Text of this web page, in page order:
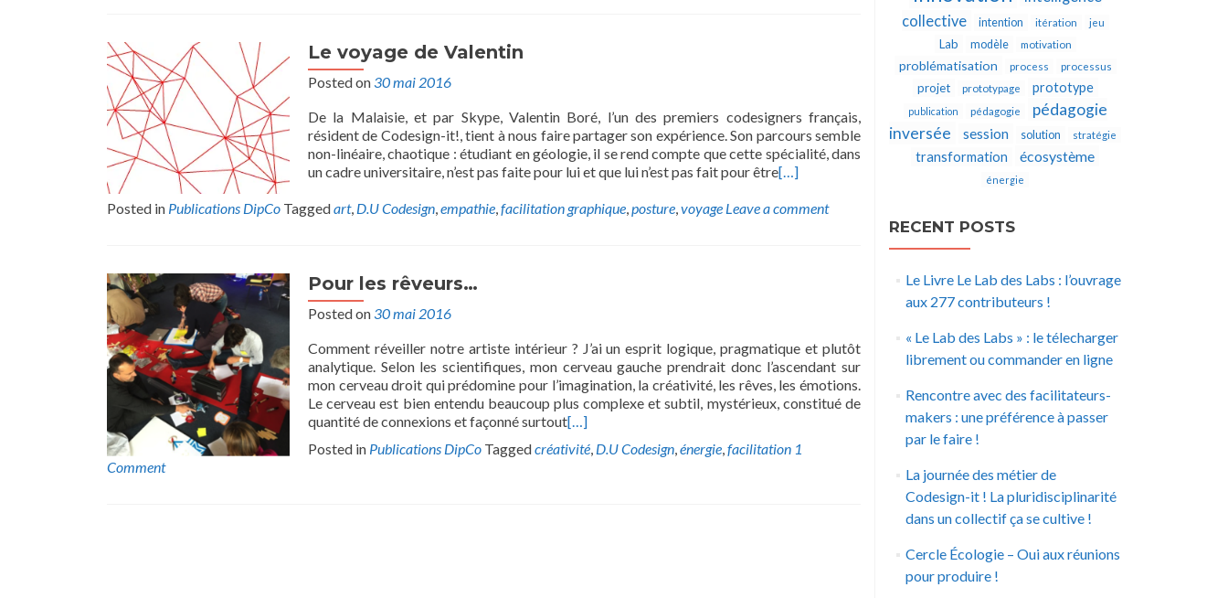
Le voyage de Valentin
Posted on 30 mai 2016
De la Malaisie, et par Skype, Valentin Boré, l’un des premiers codesigners français,
résident de Codesign-it!, tient à nous faire partager son expérience. Son parcours semble
non-linéaire, chaotique : étudiant en géologie, il se rend compte que cette spécialité, dans
un cadre universitaire, n’est pas faite pour lui et que lui n’est pas fait pour être[…]
Posted in Publications DipCo Taggedart, D.U Codesign,empathie,facilitation graphique,posture,voyage Leave a comment
Pour les rêveurs…
Posted on 30 mai 2016
Comment réveiller notre artiste intérieur ? J’ai un esprit logique, pragmatique et plutôt
analytique. Selon les scientifiques, mon cerveau gauche prendrait donc l’ascendant sur
mon cerveau droit qui prédomine pour l’imagination, la créativité, les rêves, les émotions.
Le cerveau est bien entendu beaucoup plus complexe et subtil, mystérieux, constitué de
quantité de connexions et façonné surtout[…]
Posted in Publications DipCo Taggedcréativité, D.U Codesign,énergie,facilitation 1
Comment
collective
intention itération jeu
Lab modèle motivation
problématisation process processus
projet prototypage prototype
publication pédagogie
pédagogie
inversée
session solution stratégie
transformation écosystème
énergie
RECENT POSTS
Le Livre Le Lab des Labs : l’ouvrage
aux 277 contributeurs !
« Le Lab des Labs » : le télecharger
librement ou commander en ligne
Rencontre avec des facilitateurs-
makers : une préférence à passer
par le faire !
La journée des métier de
Codesign-it ! La pluridisciplinarité
dans un collectif ça se cultive !
Cercle Écologie – Oui aux réunions
pour produire !